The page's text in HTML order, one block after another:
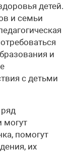
детей.
и семьи
и
с детьми
могут
помогут
их